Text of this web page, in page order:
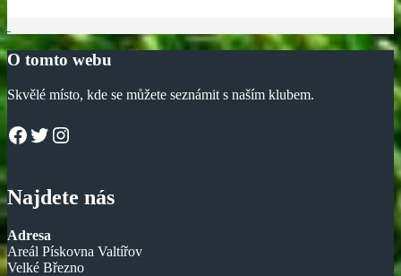
O tomto webu
Skvělé místo, kde se můžete seznámit s naším klubem.
Facebook
Twitter
Instagram
Najdete nás
Adresa
Areál Pískovna Valtířov
Velké Březno